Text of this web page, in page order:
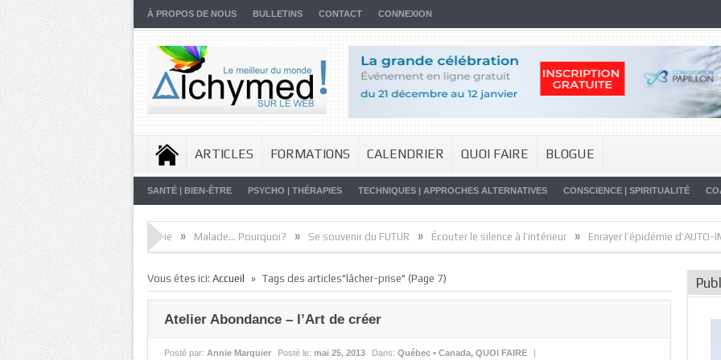
À PROPOS DE NOUS BULLETINS CONTACT CONNEXION
ARTICLES FORMATIONS CALENDRIER QUOI FAIRE BLOGUE
SANTÉ | BIEN-ÊTRE PSYCHO | THÉRAPIES TECHNIQUES | APPROCHES ALTERNATIVES CONSCIENCE | SPIRITUALITÉ
Artistes de la Vie Malade… Pourquoi? » Se souvenir du FUTUR » Écouter le silence à l’intérieur » Enrayer l’épidémie d’AUTO-
Vous êtes ici: Accueil » Tags des articles"lâcher-prise" (Page 7)
Atelier Abondance – l’Art de créer
Posté par: Annie Marquier Posté le: mai 25, 2013 Dans: Québec • Canada, QUOI FAIRE |